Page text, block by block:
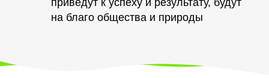
приведут к успеху и результату, будут
на благо общества и природы